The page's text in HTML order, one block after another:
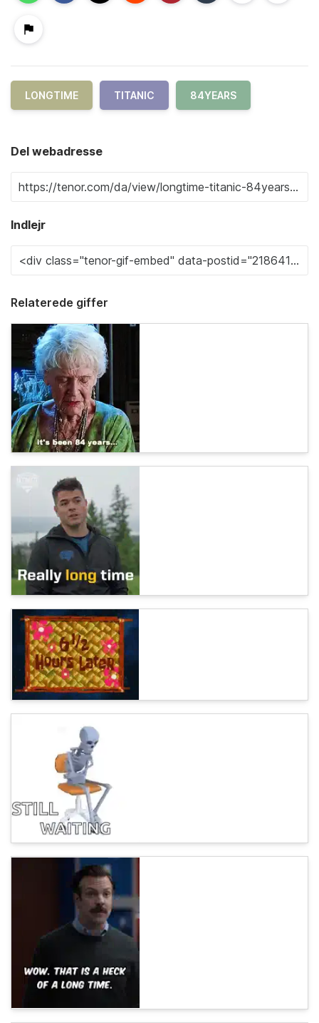
LONGTIME TITANIC 84YEARS
Del webadresse
Indlejr
Relaterede giffer